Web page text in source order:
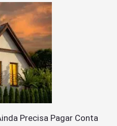
Precisa Pagar Conta